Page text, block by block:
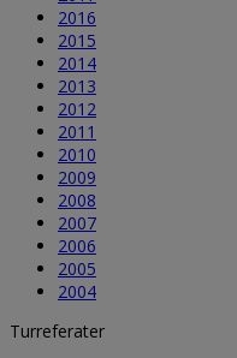
2016
2015
2014
2013
2012
2011
2010
2009
2008
2007
2006
2005
2004
Turreferater